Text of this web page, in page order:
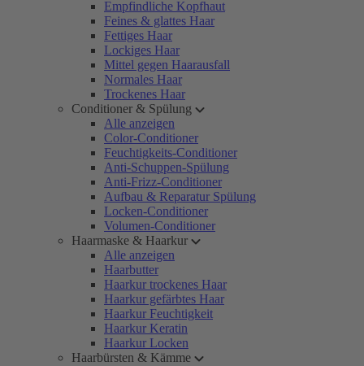
Empfindliche Kopfhaut
Feines & glattes Haar
Fettiges Haar
Lockiges Haar
Mittel gegen Haarausfall
Normales Haar
Trockenes Haar
Conditioner & Spülung
Alle anzeigen
Color-Conditioner
Feuchtigkeits-Conditioner
Anti-Schuppen-Spülung
Anti-Frizz-Conditioner
Aufbau & Reparatur Spülung
Locken-Conditioner
Volumen-Conditioner
Haarmaske & Haarkur
Alle anzeigen
Haarbutter
Haarkur trockenes Haar
Haarkur gefärbtes Haar
Haarkur Feuchtigkeit
Haarkur Keratin
Haarkur Locken
Haarbürsten & Kämme